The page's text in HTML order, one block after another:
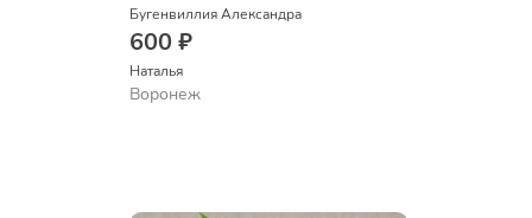
Бугенвиллия Александра
600 ₽
Наталья
Воронеж